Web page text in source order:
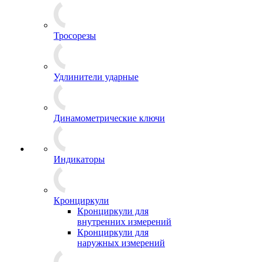
Тросорезы
Удлинители ударные
Динамометрические ключи
Индикаторы
Кронциркули
Кронциркули для
внутренних измерений
Кронциркули для
наружных измерений